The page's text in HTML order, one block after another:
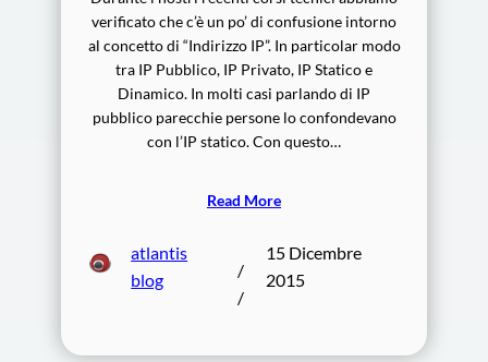
verificato che c’è un po’ di confusione intorno
al concetto di “Indirizzo IP”. In particolar modo
tra IP Pubblico, IP Privato, IP Statico e
Dinamico. In molti casi parlando di IP
pubblico parecchie persone lo confondevano
con l’IP statico. Con questo…
Read More
atlantis
blog
/
/
15 Dicembre
2015